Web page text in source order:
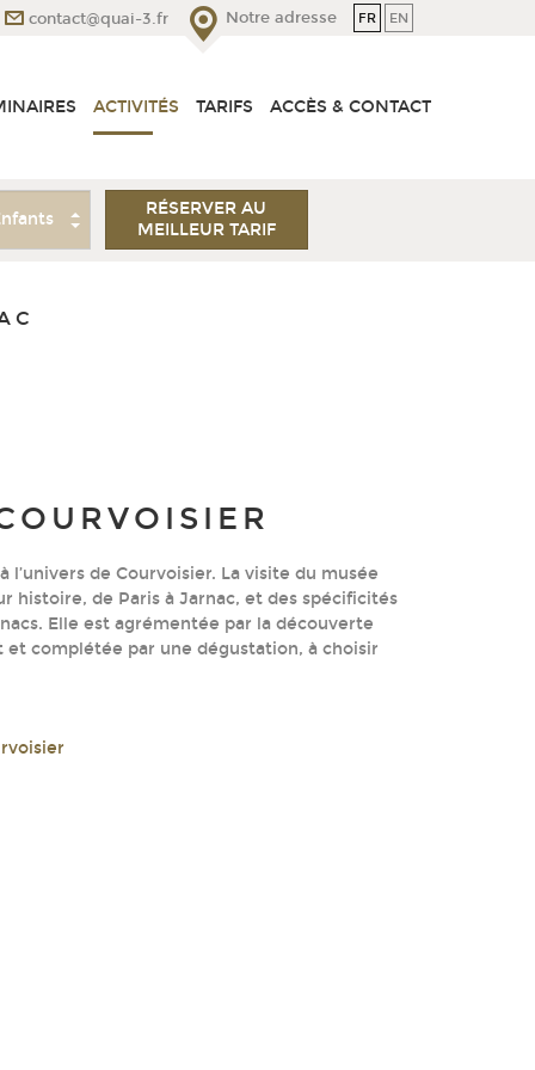
contact@quai-3.fr Notre adresse FR EN
ACTIVITÉS TARIFS ACCÈS & CONTACT
RÉSERVER AU
MEILLEUR TARIF
de Courvoisier. La visite du musée
histoire, de Paris à Jarnac, et des spécificités
Elle est agrémentée par la découverte
et complétée par une dégustation, à choisir